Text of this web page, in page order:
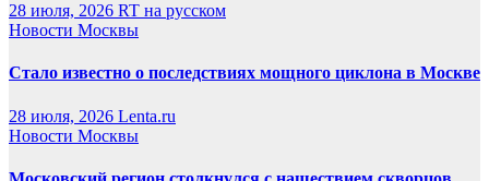
28 июля, 2026 RT на русском
Новости Москвы
Стало известно о последствиях мощного циклона в Москве
28 июля, 2026 Lenta.ru
Новости Москвы